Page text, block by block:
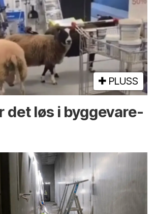
PLUSS
det løs i bygge­vare­